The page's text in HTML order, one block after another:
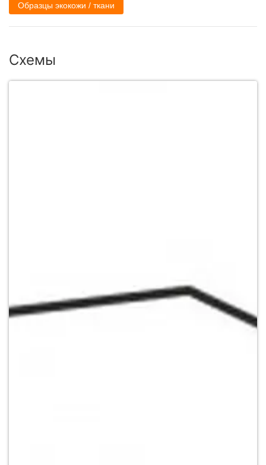
Образцы экокожи / ткани
Схемы